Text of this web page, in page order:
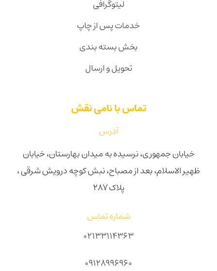
لیتوگرافی
خدمات پس از چاپ
بخش بسته بندی
تحویل و ارسال
تماس با نامی نقش
آدرس
خیابان جمهوری، نرسیده به میدان بهارستان، خیابان
ظهیر الاسلام، بعد از مصباح، نبش کوچه درویش شرقی ،
پلاک ۲۸۷
شماره تماس
02133114363
09128996960